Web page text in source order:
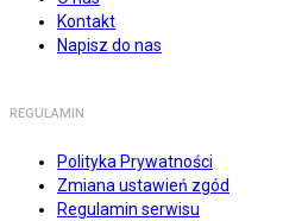
Kontakt
Napisz do nas
REGULAMIN
Polityka Prywatności
Zmiana ustawień zgód
Regulamin serwisu